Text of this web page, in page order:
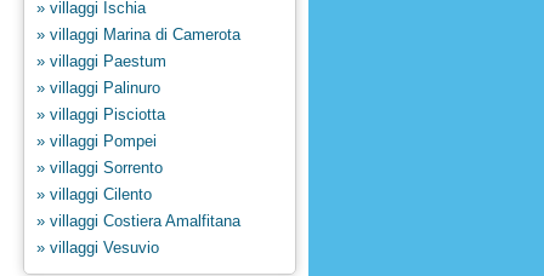
» villaggi Ischia
» villaggi Marina di Camerota
» villaggi Paestum
» villaggi Palinuro
» villaggi Pisciotta
» villaggi Pompei
» villaggi Sorrento
» villaggi Cilento
» villaggi Costiera Amalfitana
» villaggi Vesuvio